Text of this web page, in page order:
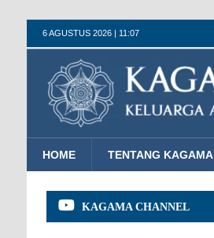
6 AGUSTUS 2026 | 11:07
HOME TENTANG KAGAMA
KAGAMA CHANNEL